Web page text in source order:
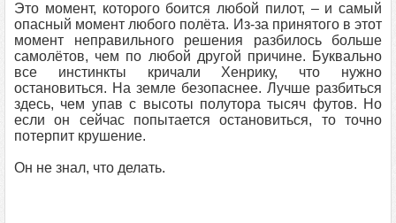
Это момент, которого боится любой пилот, – и самый
опасный момент любого полёта. Из-за принятого в этот
момент неправильного решения разбилось больше
самолётов, чем по любой другой причине. Буквально
все инстинкты кричали Хенрику, что нужно
остановиться. На земле безопаснее. Лучше разбиться
здесь, чем упав с высоты полутора тысяч футов. Но
если он сейчас попытается остановиться, то точно
потерпит крушение.
Он не знал, что делать.